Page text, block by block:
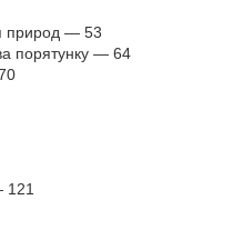
природ — 53
порятунку — 64
121